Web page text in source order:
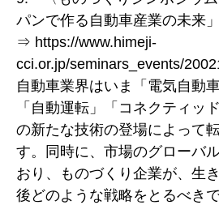
パンで作る自動車産業の未来
⇒ https://www.himeji-
cci.or.jp/seminars_events/
自動車業界はいま「電気自動
「自動運転」「コネクティッ
の新たな技術の登場によって
す。同時に、市場のグローバ
おり、ものづくり企業が、生
後どのような戦略をとるべき